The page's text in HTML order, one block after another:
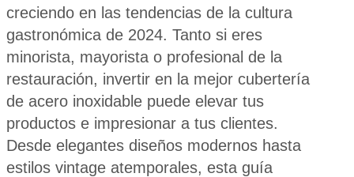
creciendo en las tendencias de la cultura
gastronómica de 2024. Tanto si eres
minorista, mayorista o profesional de la
restauración, invertir en la mejor cubertería
de acero inoxidable puede elevar tus
productos e impresionar a tus clientes.
Desde elegantes diseños modernos hasta
estilos vintage atemporales, esta guía